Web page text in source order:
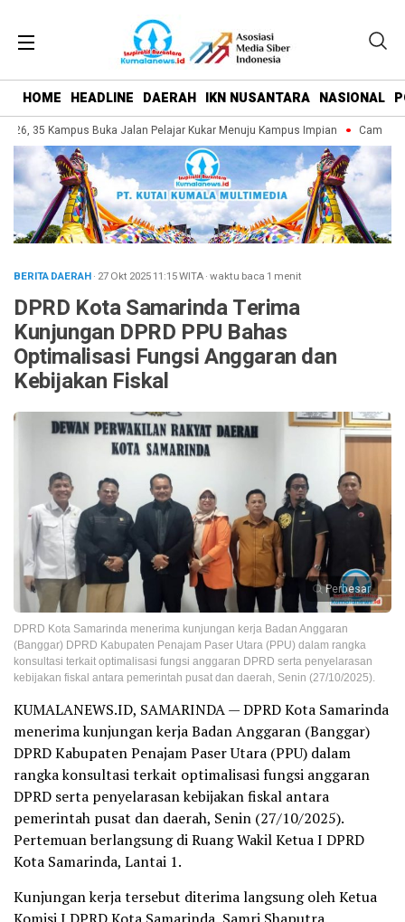
HOME HEADLINE DAERAH IKN NUSANTARA NASIONAL
35 Kampus Buka Jalan Pelajar Kukar Menuju Kampus Impian Campus
BERITA DAERAH· 27 Okt 202511:15WITA·waktu baca 1 menit
DPRD Kota Samarinda Terima
Kunjungan DPRD PPU Bahas
Optimalisasi Fungsi Anggaran dan
Kebijakan Fiskal
Perbesar
DPRD Kota Samarinda menerima kunjungan kerja Badan Anggaran
(Banggar) DPRD Kabupaten Penajam Paser Utara (PPU) dalam rangka
konsultasi terkait optimalisasi fungsi anggaran DPRD serta penyelarasan
kebijakan fiskal antara pemerintah pusat dan daerah, Senin (27/10/2025).
KUMALANEWS.ID, SAMARINDA — DPRD Kota Samarinda
menerima kunjungan kerja Badan Anggaran (Banggar)
DPRD Kabupaten Penajam Paser Utara (PPU) dalam
rangka konsultasi terkait optimalisasi fungsi anggaran
DPRD serta penyelarasan kebijakan fiskal antara
pemerintah pusat dan daerah, Senin (27/10/2025).
Pertemuan berlangsung di Ruang Wakil Ketua I DPRD
Kota Samarinda, Lantai 1.
Kunjungan kerja tersebut diterima langsung oleh Ketua